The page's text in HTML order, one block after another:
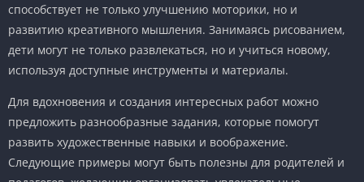
способствует не только улучшению моторики, но и
развитию креативного мышления. Занимаясь рисованием,
дети могут не только развлекаться, но и учиться новому,
используя доступные инструменты и материалы.
Для вдохновения и создания интересных работ можно
предложить разнообразные задания, которые помогут
развить художественные навыки и воображение.
Следующие примеры могут быть полезны для родителей и